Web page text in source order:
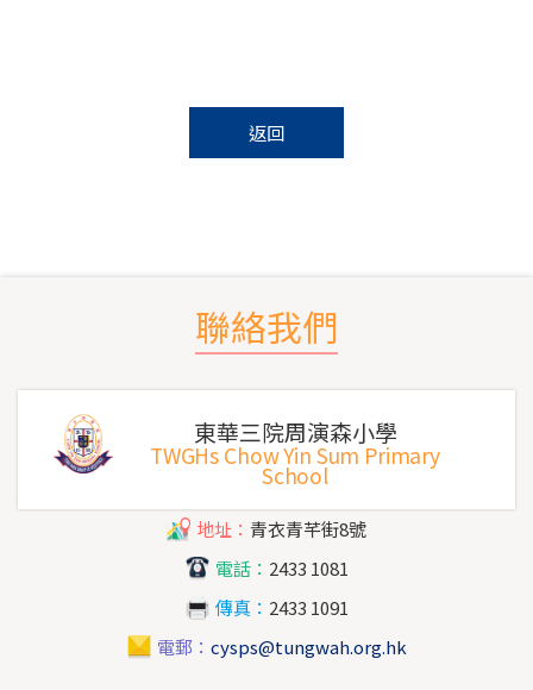
返回
聯絡我們
東華三院周演森小學
TWGHs Chow Yin Sum Primary
School
地址： 青衣青芊街8號
電話： 2433 1081
傳真： 2433 1091
電郵： cysps@tungwah.org.hk